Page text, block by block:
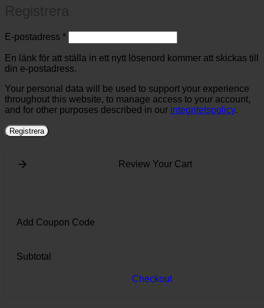
E-postadress *Obligatoriskt
En länk för att ställa in ett nytt lösenord kommer att skickas till
din e-postadress.
Your personal data will be used to support your experience
throughout this website, to manage access to your account,
and for other purposes described in our integritetspolicy.
Registrera
Review Your Cart
Add Coupon Code
Subtotal
Checkout